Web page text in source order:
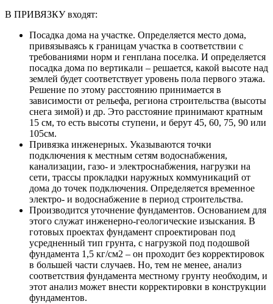
В ПРИВЯЗКУ входят:
Посадка дома на участке. Определяется место дома,
привязываясь к границам участка в соответствии с
требованиями норм и генплана поселка. И определяется
посадка дома по вертикали – решается, какой высоте над
землей будет соответствует уровень пола первого этажа.
Решение по этому расстоянию принимается в
зависимости от рельефа, региона строительства (высоты
снега зимой) и др. Это расстояние принимают кратным
15 см, то есть высоты ступени, и берут 45, 60, 75, 90 или
105см.
Привязка инженерных. Указываются точки
подключения к местным сетям водоснабжения,
канализации, газо- и электроснабжения, нагрузки на
сети, трассы прокладки наружных коммуникаций от
дома до точек подключения. Определяется временное
электро- и водоснабжение в период строительства.
Производится уточнение фундаментов. Основанием для
этого служат инженерно-геологические изыскания. В
готовых проектах фундамент спроектирован под
усредненный тип грунта, с нагрузкой под подошвой
фундамента 1,5 кг/см2 – он проходит без корректировок
в большей части случаев. Но, тем не менее, анализ
соответствия фундамента местному грунту необходим, и
этот анализ может внести корректировки в конструкции
фундаментов.